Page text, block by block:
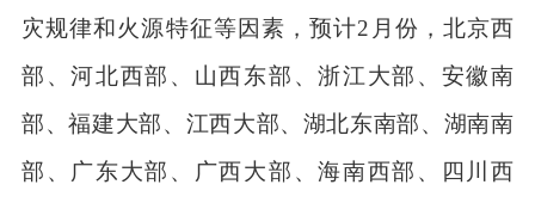
灾规律和火源特征等因素，预计2 月份，北京西
部、河北西部、山西东部、浙江大部、安徽南
部、福建大部、江西大部、湖北东南部、湖南南
部、广东大部、广西大部、海南西部、四川西